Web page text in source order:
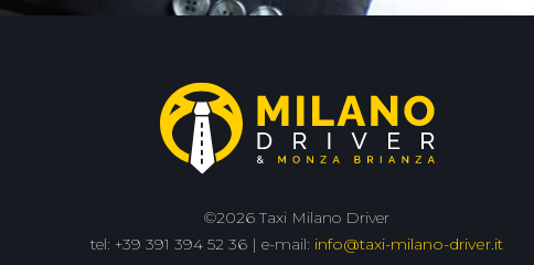
©2026 Taxi Milano Driver
tel: +39 391 394 52 36 | e-mail: info@taxi-milano-driver.it